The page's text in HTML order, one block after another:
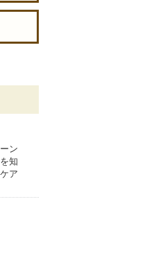
ン
知
ア